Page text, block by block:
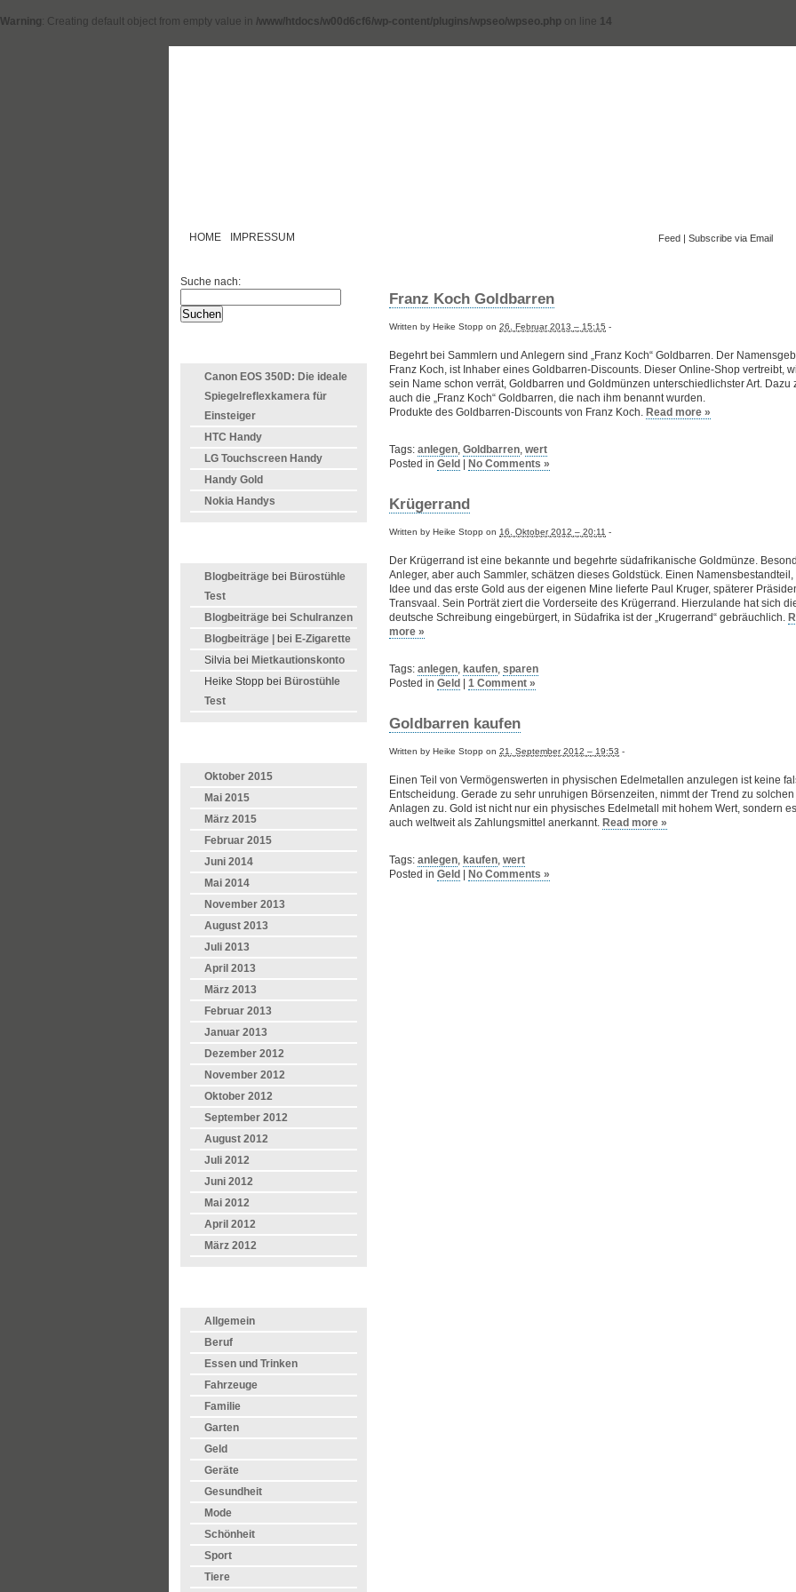
Warning: Creating default object from empty value in /www/htdocs/w00d6cf6/wp-content/plugins/wpseo/wpseo.php on line 14
HOME IMPRESSUM Feed | Subscribe via Email
Suche nach:
Canon EOS 350D: Die ideale
Spiegelreflexkamera für
Einsteiger
HTC Handy
LG Touchscreen Handy
Handy Gold
Nokia Handys
Blogbeiträge bei Bürostühle
Test
Blogbeiträge bei Schulranzen
Blogbeiträge |
bei E-Zigarette
Silvia bei Mietkautionskonto
Heike Stopp bei Bürostühle
Test
Oktober 2015
Mai 2015
März 2015
Februar 2015
Juni 2014
Mai 2014
November 2013
August 2013
Juli 2013
April 2013
März 2013
Februar 2013
Januar 2013
Dezember 2012
November 2012
Oktober 2012
September 2012
August 2012
Juli 2012
Juni 2012
Mai 2012
April 2012
März 2012
Allgemein
Beruf
Essen und Trinken
Fahrzeuge
Familie
Garten
Geld
Geräte
Gesundheit
Mode
Schönheit
Sport
Tiere
Franz Koch Goldbarren
Written by Heike Stopp on 26. Februar 2013 – 15:15 -
Begehrt bei Sammlern und Anlegern sind „Franz Koch“ Goldbarren. Der
Franz Koch, ist Inhaber eines Goldbarren-Discounts. Dieser Online-Shop vertreibt,
sein Name schon verrät, Goldbarren und Goldmünzen unterschiedlichster Art. Dazu
auch die „Franz Koch“ Goldbarren, die nach ihm benannt wurden.
Produkte des Goldbarren-Discounts von Franz Koch. Read more »
Tags: anlegen, Goldbarren, wert
Posted in Geld No Comments »
Krügerrand
Written by Heike Stopp on 16. Oktober 2012 – 20:11 -
Der Krügerrand ist eine bekannte und begehrte südafrikanische Goldmünze.
Anleger, aber auch Sammler, schätzen dieses Goldstück. Einen Namensbestandteil,
Idee und das erste Gold aus der eigenen Mine lieferte Paul Kruger, späterer
Transvaal. Sein Porträt ziert die Vorderseite des Krügerrand. Hierzulande hat sich
deutsche Schreibung eingebürgert, in Südafrika ist der „Krugerrand“ gebräuchlich.
more »
Tags: anlegen, kaufen, sparen
Posted in Geld 1 Comment »
Goldbarren kaufen
Written by Heike Stopp on 21. September 2012 – 19:53 -
Einen Teil von Vermögenswerten in physischen Edelmetallen anzulegen ist keine
Entscheidung. Gerade zu sehr unruhigen Börsenzeiten, nimmt der Trend zu solchen
Anlagen zu. Gold ist nicht nur ein physisches Edelmetall mit hohem Wert, sondern
auch weltweit als Zahlungsmittel anerkannt. Read more »
Tags: anlegen, kaufen, wert
Posted in Geld No Comments »